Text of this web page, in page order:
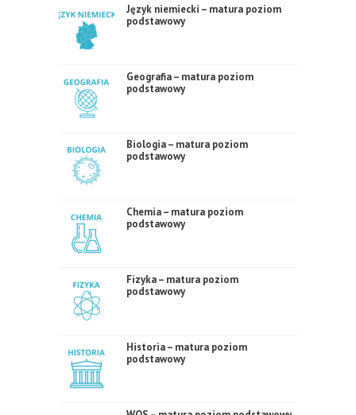
Język niemiecki – matura poziom
podstawowy
Geografia – matura poziom
podstawowy
Biologia – matura poziom
podstawowy
Chemia – matura poziom
podstawowy
Fizyka – matura poziom
podstawowy
Historia – matura poziom
podstawowy